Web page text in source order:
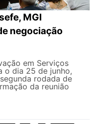
MGI
negociação
em Serviços
o dia 25 de junho,
rodada de
da reunião